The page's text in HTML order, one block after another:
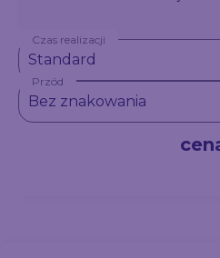
Czas realizacji
Standard
Przód
Bez znakowania